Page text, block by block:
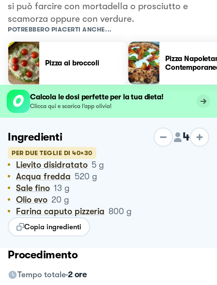
si può farcire con mortadella o prosciutto e
scamorza oppure con verdure.
POTREBBERO PIACERTI ANCHE...
Pizza ai broccoli
Pizza
Calcola le dosi perfette per la tua dieta!
Clicca qui e scarica l’app olivia!
Ingredienti 4
PER DUE TEGLIE DI 40×30
Lievito disidratato 5 g
Acqua fredda 520 g
Sale fino 13 g
Olio evo 20 g
Farina caputo pizzeria 800 g
Copia ingredienti
Procedimento
Tempo totale 2 ore